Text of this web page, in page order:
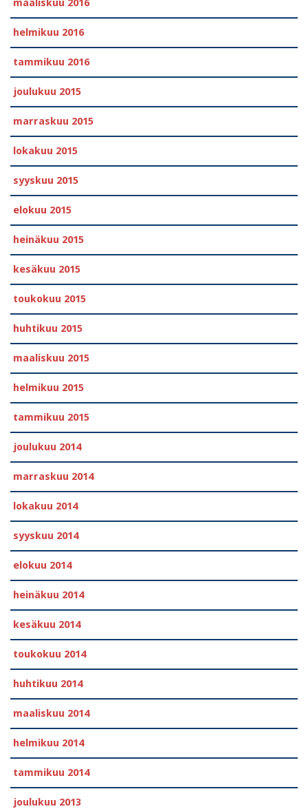
maaliskuu 2016
helmikuu 2016
tammikuu 2016
joulukuu 2015
marraskuu 2015
lokakuu 2015
syyskuu 2015
elokuu 2015
heinäkuu 2015
kesäkuu 2015
toukokuu 2015
huhtikuu 2015
maaliskuu 2015
helmikuu 2015
tammikuu 2015
joulukuu 2014
marraskuu 2014
lokakuu 2014
syyskuu 2014
elokuu 2014
heinäkuu 2014
kesäkuu 2014
toukokuu 2014
huhtikuu 2014
maaliskuu 2014
helmikuu 2014
tammikuu 2014
joulukuu 2013